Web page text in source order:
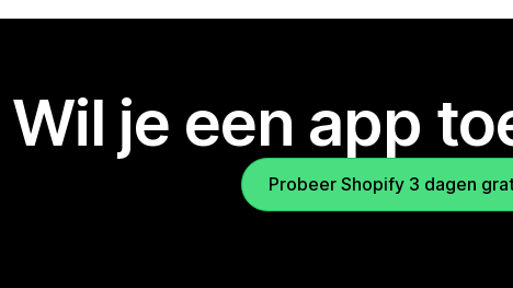
Wil je een app
Probeer Shopify 3 dagen